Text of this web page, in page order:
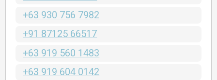
+63 930 756 7982
+91 87125 66517
+63 919 560 1483
+63 919 604 0142